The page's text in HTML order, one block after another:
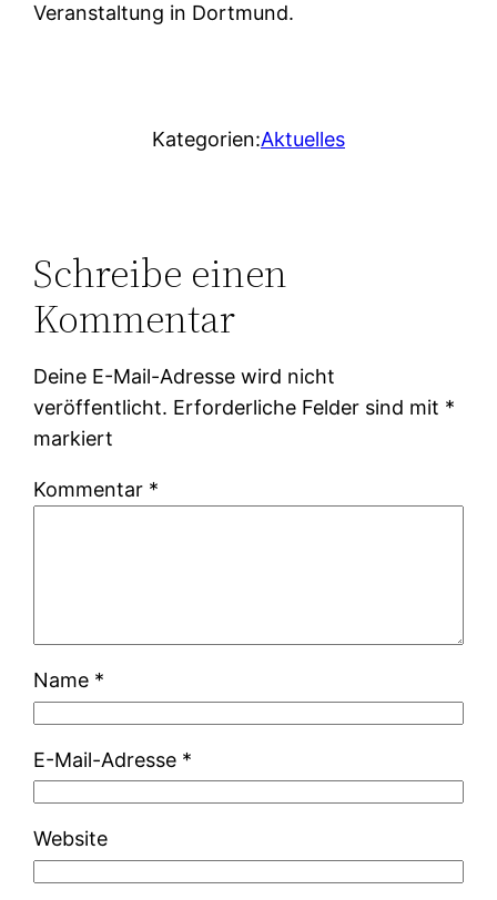
Veranstaltung in Dortmund.
Kategorien:Aktuelles
Schreibe einen
Kommentar
Deine E-Mail-Adresse wird nicht
veröffentlicht. Erforderliche Felder sind mit *
markiert
Kommentar *
Name *
E-Mail-Adresse *
Website